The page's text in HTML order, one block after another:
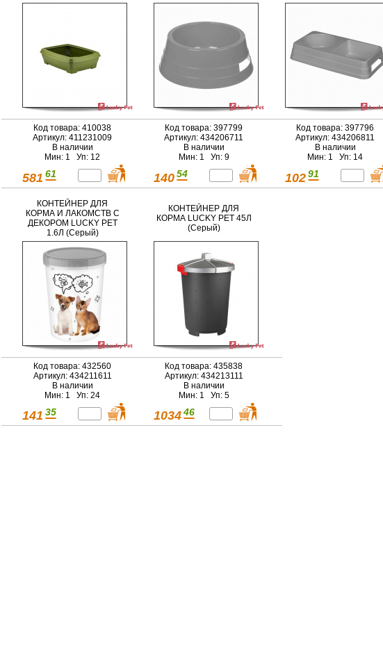
Код товара: 410038
Артикул: 411231009
В наличии
Мин: 1 Уп: 12
581 61
Код товара: 397799
Артикул: 434206711
В наличии
Мин: 1 Уп: 9
140 54
Код товара: 397796
Артикул: 434206811
В наличии
Мин: 1 Уп: 14
102 91
КОНТЕЙНЕР ДЛЯ
КОРМА И ЛАКОМСТВ С
ДЕКОРОМ LUCKY PET
1.6Л (Серый)
Код товара: 432560
Артикул: 434211611
В наличии
Мин: 1 Уп: 24
141 35
КОНТЕЙНЕР ДЛЯ
КОРМА LUCKY PET 45Л
(Серый)
Код товара: 435838
Артикул: 434213111
В наличии
Мин: 1 Уп: 5
1034 46